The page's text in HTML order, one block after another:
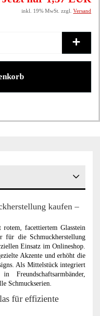
inkl. 19% MwSt. zzgl. Versand
kaufen –
rotem, facettiertem Glasstein
für die Schmuckherstellung
Einsatz im Onlineshop.
Akzente und erhöht die
Als Mittelstück integriert
Schmuckserien.
für effiziente